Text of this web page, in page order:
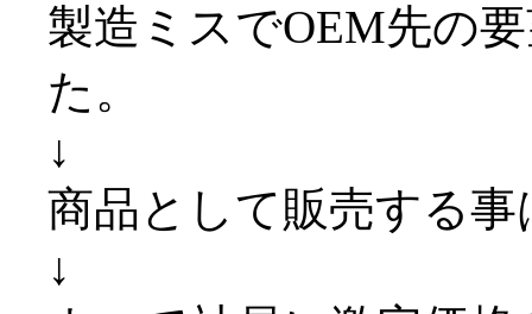
製造ミスでOEM先の
た。
↓
商品として販売する事
↓